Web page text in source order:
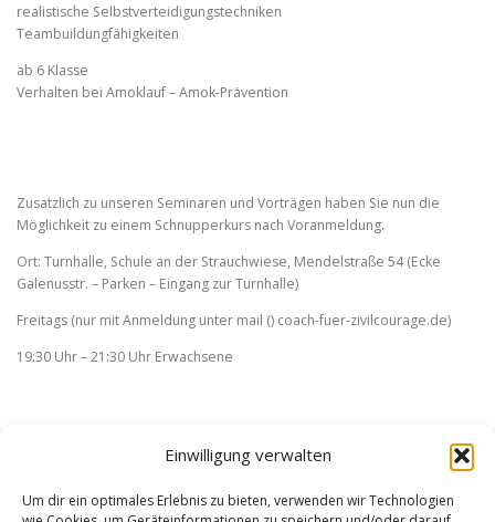
Einwilligung verwalten
Um dir ein optimales Erlebnis zu bieten, verwenden wir Technologien
realistische Selbstverteidigungstechniken
Teambuildungfähigkeiten
ab 6 Klasse
Verhalten bei Amoklauf – Amok-Prävention
Zusatzlich zu unseren Seminaren und Vorträgen haben Sie nun die
Möglichkeit zu einem Schnupperkurs nach Voranmeldung.
Ort: Turnhalle, Schule an der Strauchwiese, Mendelstraße 54 (Ecke
Galenusstr. – Parken – Eingang zur Turnhalle)
Freitags (nur mit Anmeldung unter mail () coach-fuer-zivilcourage.de)
19:30 Uhr – 21:30 Uhr Erwachsene